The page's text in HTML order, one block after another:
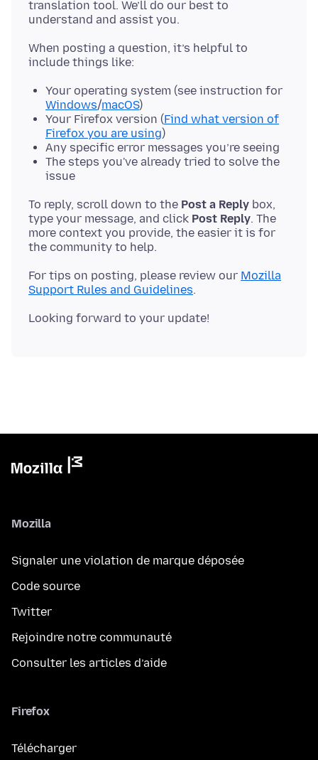
translation tool. We’ll do our best to
When posting a question, it’s helpful to
Your operating system (see instruction for
Windows/macOS)
Your Firefox version (Find what version of
Firefox you are using)
Any specific error messages you’re seeing
The steps you've already tried to solve the
issue
To reply, scroll down to the Post a Reply box,
type your message, and click Post Reply. The
more context you provide, the easier it is for
For tips on posting, please review our Mozilla
Support Rules and Guidelines
Mozilla
Signaler une violation de marque déposée
Code source
Twitter
Rejoindre notre communauté
Consulter les articles d’aide
Firefox
Télécharger